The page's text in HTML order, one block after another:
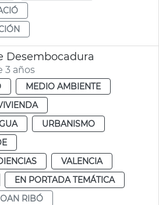
Desembocadura
3 años
MEDIO AMBIENTE
URBANISMO
VALENCIA
EN PORTADA TEMÁTICA
RIBÓ